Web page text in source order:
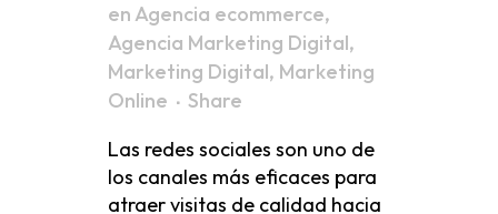
en Agencia ecommerce,
Agencia Marketing Digital,
Marketing Digital, Marketing
Online
Share
Las redes sociales son uno de
los canales más eficaces para
atraer visitas de calidad hacia